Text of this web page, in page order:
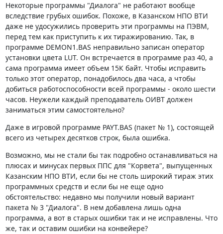
Некоторые программы "Диалога" не работают вообще
вследствие грубых ошибок. Похоже, в Казанском НПО ВТИ
даже не удосужились проверить эти программы на ПЭВМ,
перед тем как приступить к их тиражированию. Так, в
программе DEMON1.BAS неправильно записан оператор
установки цвета LUT. Он встречается в программе раз 40, а
сама программа имеет объем 15К байт. Чтобы исправить
только этот оператор, понадобилось два часа, а чтобы
добиться работоспособности всей программы - около шести
часов. Неужели каждый преподаватель ОИВТ должен
заниматься этим самостоятельно?
Даже в игровой программе PAYT.BAS (пакет № 1), состоящей
всего из четырех десятков строк, была ошибка.
Возможно, мы не стали бы так подробно останавливаться на
плюсах и минусах первых ППС для "Корвета", выпущенных
Казанским НПО ВТИ, если бы не столь широкий тираж этих
программных средств и если бы не еще одно
обстоятельство: недавно мы получили новый вариант
пакета № 3 "Диалога". В нем добавлена лишь одна
программа, а вот в старых ошибки так и не исправлены. Что
же, так и оставим ошибки на конвейере?